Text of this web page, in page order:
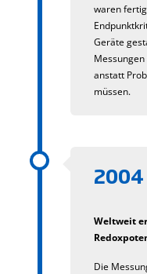
waren
Geräte
anstatt
müssen.
2004
Weltweit
Die